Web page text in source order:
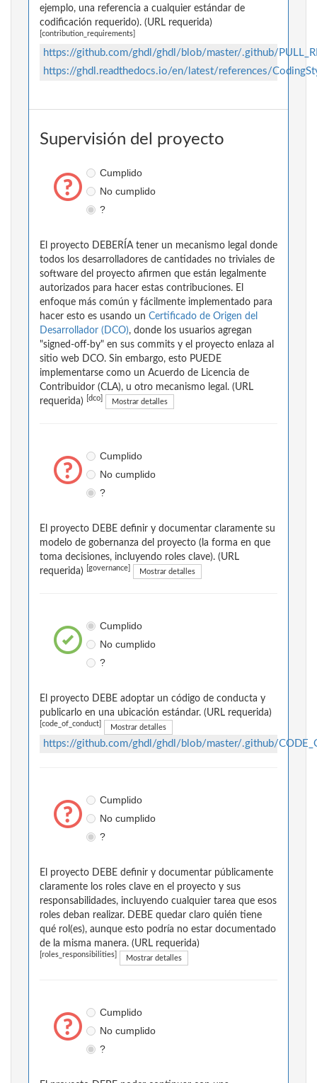
ejemplo, una referencia a cualquier estándar de
codificación requerido). (URL requerida)
[contribution_requirements]
https://github.com/ghdl/ghdl/blob/master/.github/
https://ghdl.readthedocs.io/en/latest/references/
Supervisión del proyecto
Cumplido
No cumplido
?
El proyecto DEBERÍA tener un mecanismo legal donde
todos los desarrolladores de cantidades no triviales de
software del proyecto afirmen que están legalmente
autorizados para hacer estas contribuciones. El
enfoque más común y fácilmente implementado para
hacer esto es usando un Certificado de Origen del
Desarrollador (DCO), donde los usuarios agregan
"signed-off-by" en sus commits y el proyecto enlaza al
sitio web DCO. Sin embargo, esto PUEDE
implementarse como un Acuerdo de Licencia de
Contribuidor (CLA), u otro mecanismo legal. (URL
requerida)
[dco] Mostrar detalles
Cumplido
No cumplido
?
El proyecto DEBE definir y documentar claramente su
modelo de gobernanza del proyecto (la forma en que
toma decisiones, incluyendo roles clave). (URL
requerida)
[governance] Mostrar detalles
Cumplido
No cumplido
?
El proyecto DEBE adoptar un código de conducta y
publicarlo en una ubicación estándar. (URL requerida)
[code_of_conduct] Mostrar detalles
https://github.com/ghdl/ghdl/blob/master/.github/
Cumplido
No cumplido
?
El proyecto DEBE definir y documentar públicamente
claramente los roles clave en el proyecto y sus
responsabilidades, incluyendo cualquier tarea que esos
roles deban realizar. DEBE quedar claro quién tiene
qué rol(es), aunque esto podría no estar documentado
de la misma manera. (URL requerida)
[roles_responsibilities] Mostrar detalles
Cumplido
No cumplido
?